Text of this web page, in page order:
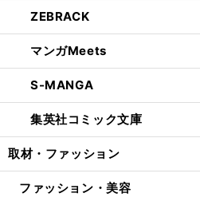
ZEBRACK
マンガMeets
S-MANGA
集英社コミック文庫
取材・ファッション
ファッション・美容